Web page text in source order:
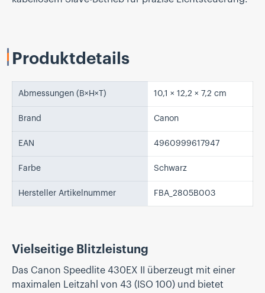
Produktdetails
Abmessungen (B×H×T) 10,1 × 12,2 × 7,2 cm
Brand Canon
EAN 4960999617947
Farbe Schwarz
Hersteller Artikelnummer FBA_2805B003
Vielseitige Blitzleistung
Das Canon Speedlite 430EX II überzeugt mit einer
maximalen Leitzahl von 43 (ISO 100) und bietet